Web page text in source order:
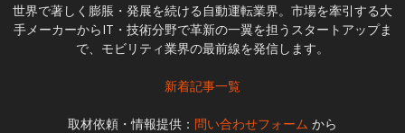
世界で著しく膨脹・発展を続ける自動運転業界。市場を牽引する大
手メーカーからIT・技術分野で革新の一翼を担うスタートアップま
で、モビリティ業界の最前線を発信します。
新着記事一覧
取材依頼・情報提供： 問い合わせフォーム から